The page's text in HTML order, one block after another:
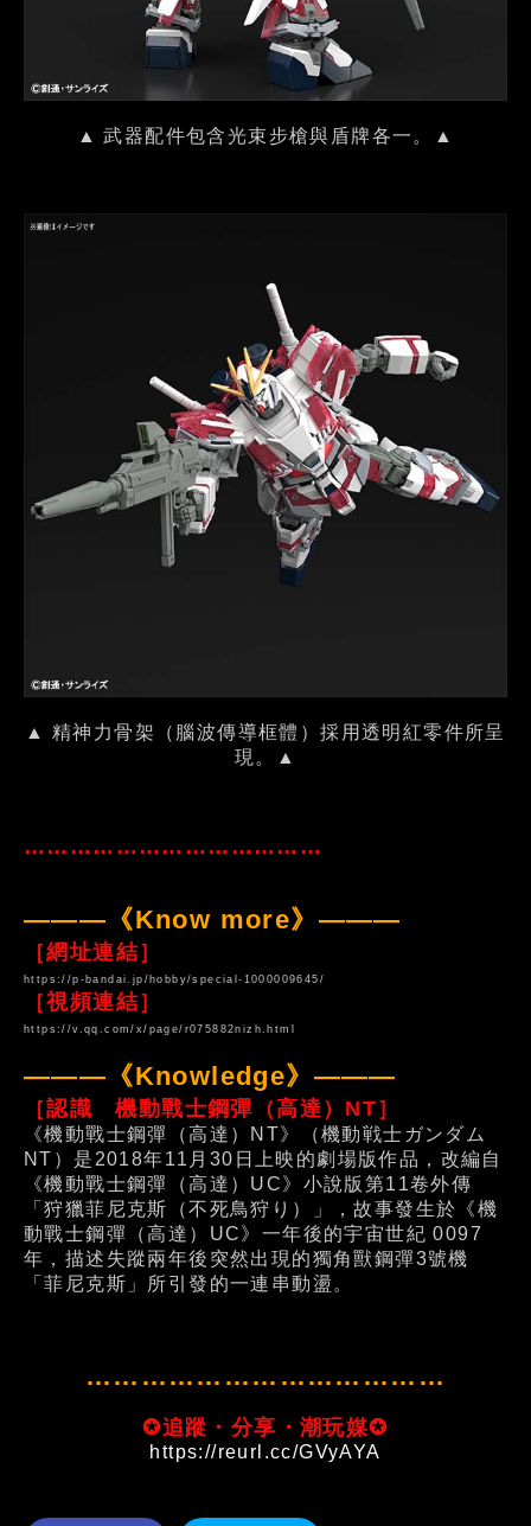
▲ 武器配件包含光束步槍與盾牌各一。▲
▲ 精神力骨架（腦波傳導框體）採用透明紅零件所呈
現。▲
…………………………………
———《Know more》———
［網址連結］
https://p-bandai.jp/hobby/special-1000009645/
［視頻連結］
https://v.qq.com/x/page/r075882nizh.html
———《Knowledge》———
［認識 機動戰士鋼彈（高達）NT］
《機動戰士鋼彈（高達）NT》（機動戦士ガンダム
NT）是2018年11月30日上映的劇場版作品，改編自
《機動戰士鋼彈（高達）UC》小說版第11卷外傳
「狩獵菲尼克斯（不死鳥狩り）」，故事發生於《機
動戰士鋼彈（高達）UC》一年後的宇宙世紀 0097
年，描述失蹤兩年後突然出現的獨角獸鋼彈3號機
「菲尼克斯」所引發的一連串動盪。
…………………………………
✪追蹤・分享・潮玩媒✪
https://reurl.cc/GVyAYA